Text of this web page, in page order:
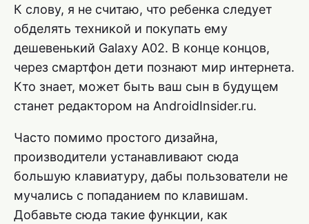
К слову, я не считаю, что ребенка следует
обделять техникой и покупать ему
дешевенький Galaxy A02. В конце концов,
через смартфон дети познают мир интернета.
Кто знает, может быть ваш сын в будущем
станет редактором на AndroidInsider.ru.
Часто помимо простого дизайна,
производители устанавливают сюда
большую клавиатуру, дабы пользователи не
мучались с попаданием по клавишам.
Добавьте сюда такие функции, как